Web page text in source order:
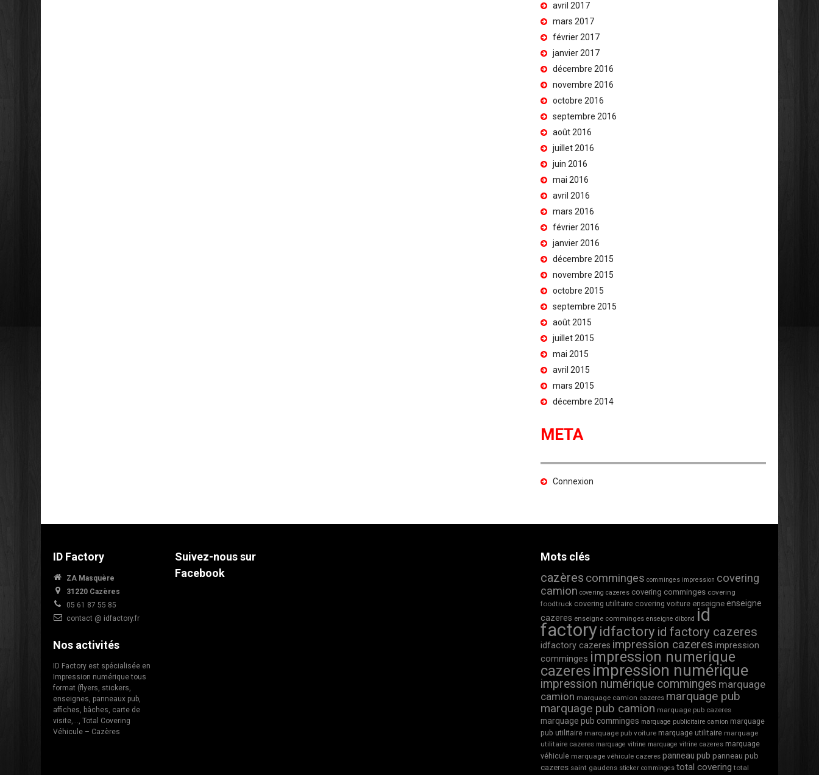
avril 2017
mars 2017
février 2017
janvier 2017
décembre 2016
novembre 2016
octobre 2016
septembre 2016
août 2016
juillet 2016
juin 2016
mai 2016
avril 2016
mars 2016
février 2016
janvier 2016
décembre 2015
novembre 2015
octobre 2015
septembre 2015
août 2015
juillet 2015
mai 2015
avril 2015
mars 2015
décembre 2014
META
Connexion
ID Factory
ZA Masquère
31220 Cazères
05 61 87 55 85
contact @ idfactory.fr
Nos activités
ID Factory est spécialisée en
Impression numérique tous
format (flyers, stickers,
enseignes, panneaux pub,
affiches, bâches, carte de
visite,…, Total Covering
Véhicule – Cazères
Suivez-nous sur
Facebook
Mots clés
cazères comminges comminges impression covering
camion covering cazeres covering comminges covering
foodtruck covering utilitaire covering voiture enseigne enseigne
cazeres enseigne comminges enseigne dibond id
factoryidfactory id factory cazeres
idfactory cazeres impression cazeres impression
comminges impression numerique
cazeres impression numérique
impression numérique comminges marquage
camion marquage camion cazeres marquage pub
marquage pub camion marquage pub cazeres
marquage pub comminges marquage publicitaire camion marquage
pub utilitaire marquage pub voiture marquage utilitaire marquage
utilitaire cazeres marquage vitrine marquage vitrine cazeres marquage
véhicule marquage véhicule cazeres panneau pub panneau pub
cazeres saint gaudens sticker comminges total covering total